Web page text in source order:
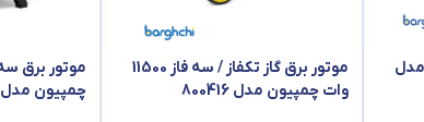
موتور برق بنزینی champion مدل
موتور برق گاز تکفاز / سه فاز 11500
وات چمپیون مدل 800416
چمپیون مدل 500416